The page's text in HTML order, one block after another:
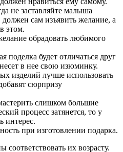
не заставляйте малыша
сам изъявить желание, а
этом.
обрадовать любимого
поделка будет отличаться друг
в нее свою изюминку.
изделий лучше использовать
сюрпризу
слишком большие
процесс затянется, то у
интерес.
при изготовлении подарка.
их возрасту.